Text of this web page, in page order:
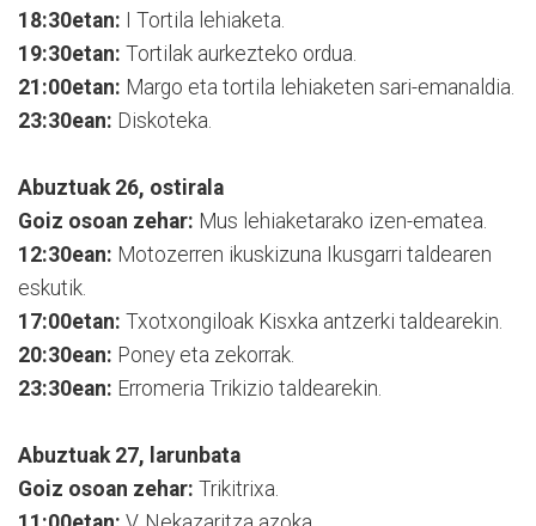
18:30etan: I Tortila lehiaketa.
19:30etan: Tortilak aurkezteko ordua.
21:00etan: Margo eta tortila lehiaketen sari-emanaldia.
23:30ean: Diskoteka.
Abuztuak 26, ostirala
Goiz osoan zehar: Mus lehiaketarako izen-ematea.
12:30ean: Motozerren ikuskizuna Ikusgarri taldearen
eskutik.
17:00etan: Txotxongiloak Kisxka antzerki taldearekin.
20:30ean: Poney eta zekorrak.
23:30ean: Erromeria Trikizio taldearekin.
Abuztuak 27, larunbata
Goiz osoan zehar: Trikitrixa.